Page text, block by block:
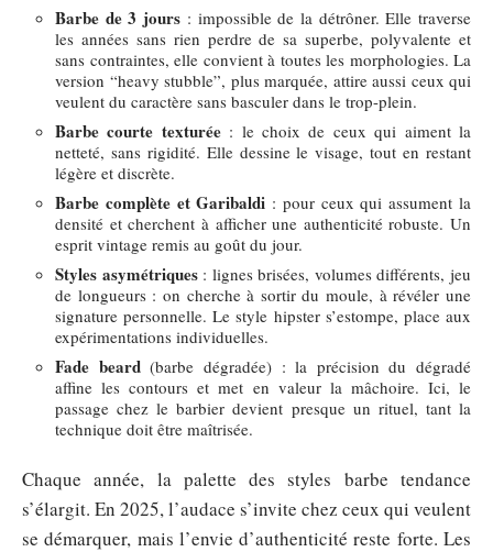
Barbe de 3 jours : impossible de la détrôner. Elle traverse
les années sans rien perdre de sa superbe, polyvalente et
sans contraintes, elle convient à toutes les morphologies. La
version “heavy stubble”, plus marquée, attire aussi ceux qui
veulent du caractère sans basculer dans le trop-plein.
Barbe courte texturée: le choix de ceux qui aiment la
netteté, sans rigidité. Elle dessine le visage, tout en restant
légère et discrète.
Barbe complète et Garibaldi : pour ceux qui assument la
densité et cherchent à afficher une authenticité robuste. Un
esprit vintage remis au goût du jour.
Styles asymétriques: lignes brisées, volumes différents, jeu
de longueurs : on cherche à sortir du moule, à révéler une
signature personnelle. Le style hipster s’estompe, place aux
expérimentations individuelles.
Fade beard(barbe dégradée) : la précision du dégradé
affine les contours et met en valeur la mâchoire. Ici, le
passage chez le barbier devient presque un rituel, tant la
technique doit être maîtrisée.
Chaque année, la palette des styles barbe tendance
s’élargit. En 2025, l’audace s’invite chez ceux qui veulent
se démarquer, mais l’envie d’authenticité reste forte. Les